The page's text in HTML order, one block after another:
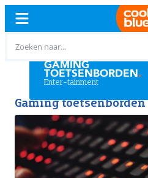
Gratis
Gaming toetsenborden
GAMING
TOETSENBORDEN.
Enter-tainment